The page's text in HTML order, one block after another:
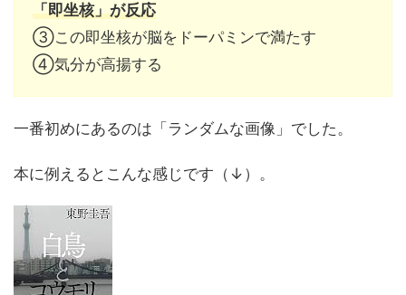
「即坐核」が反応
③この即坐核が脳をドーパミンで満たす
④気分が高揚する
一番初めにあるのは「ランダムな画像」でした。
本に例えるとこんな感じです（↓）。